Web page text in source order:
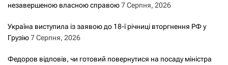
незавершеною власною справою7 Серпня, 2026
Україна виступила із заявою до 18-ї річниці вторгнення РФ у
Грузію7 Серпня, 2026
Федоров відповів, чи готовий повернутися на посаду міністра